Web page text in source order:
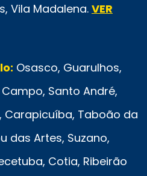
Vila Madalena. VER
Osasco, Guarulhos,
Santo André,
Carapicuíba, Taboão da
das Artes, Suzano,
Cotia, Ribeirão